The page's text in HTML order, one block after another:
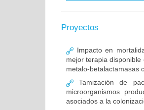
Proyectos
Impacto en
mejor terapia
metalo-betalactamasas
Tamización de
microorganismos
asociados a la